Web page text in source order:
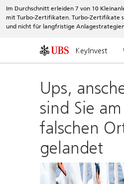
Im Durchschnitt erleiden 7 von 10
mit Turbo-Zertifikaten. Turbo-Zertifikate
und nicht für langfristige
KeyInvest
Ups,
sind Sie am
falschen
gelandet